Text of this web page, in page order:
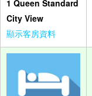
1 Queen Standard
City View
顯示客房資料